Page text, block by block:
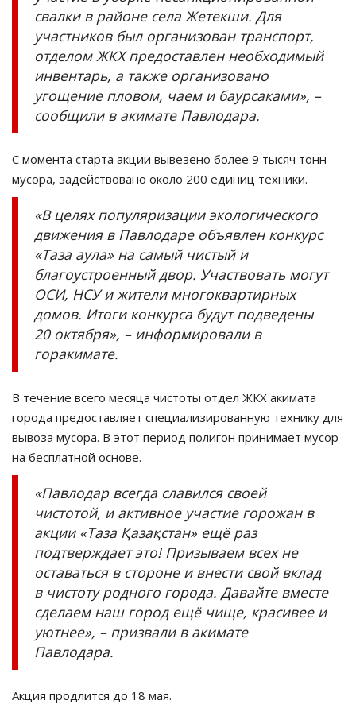
свалки в районе села Жетекши. Для
участников был организован транспорт,
отделом ЖКХ предоставлен необходимый
инвентарь, а также организовано
угощение пловом, чаем и баурсаками», –
сообщили в акимате Павлодара.
С момента старта акции вывезено более 9 тысяч тонн
мусора, задействовано около 200 единиц техники.
«В целях популяризации экологического
движения в Павлодаре объявлен конкурс
«Таза аула» на самый чистый и
благоустроенный двор. Участвовать могут
ОСИ, НСУ и жители многоквартирных
домов. Итоги конкурса будут подведены
20 октября», – информировали в
горакимате.
В течение всего месяца чистоты отдел ЖКХ акимата
города предоставляет специализированную технику для
вывоза мусора. В этот период полигон принимает мусор
на бесплатной основе.
«Павлодар всегда славился своей
чистотой, и активное участие горожан в
акции «Таза Қазақстан» ещё раз
подтверждает это! Призываем всех не
оставаться в стороне и внести свой вклад
в чистоту родного города. Давайте вместе
сделаем наш город ещё чище, красивее и
уютнее», – призвали в акимате
Павлодара.
Акция продлится до 18 мая.